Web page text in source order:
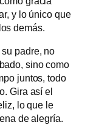
y lo único que
demás.
padre, no
sino como
juntos, todo
Gira así el
lo que le
de alegría.